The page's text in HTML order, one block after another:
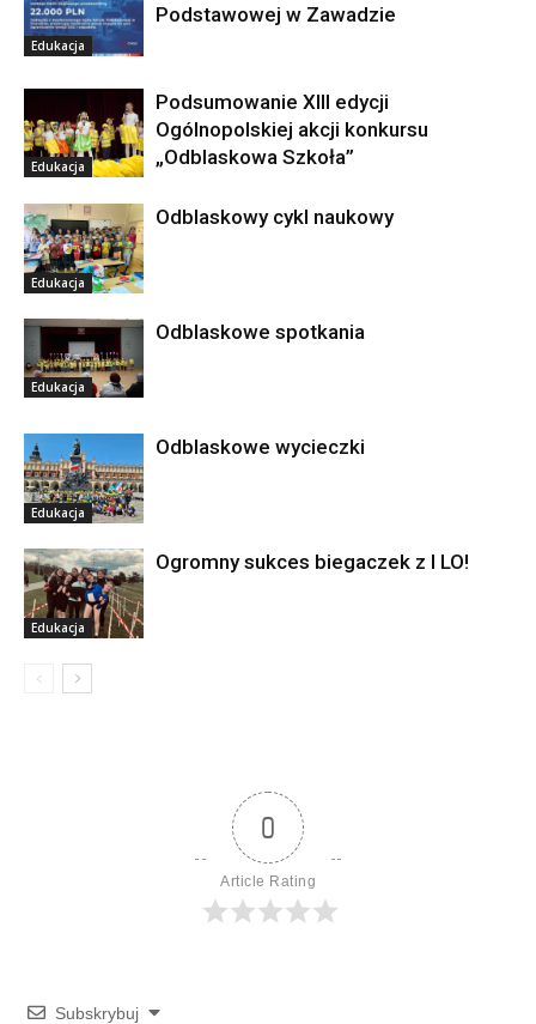
Edukacja
Podstawowej w Zawadzie
Edukacja
Podsumowanie XIII edycji
Ogólnopolskiej akcji konkursu
„Odblaskowa Szkoła”
Edukacja
Odblaskowy cykl naukowy
Edukacja
Odblaskowe spotkania
Edukacja
Odblaskowe wycieczki
Edukacja
Ogromny sukces biegaczek z I LO!
0
Article Rating
Subskrybuj